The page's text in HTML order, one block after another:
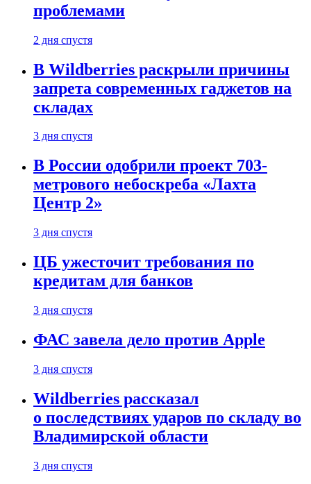
проблемами
2 дня спустя
В Wildberries раскрыли причины
запрета современных гаджетов на
складах
3 дня спустя
В России одобрили проект 703-
метрового небоскреба «Лахта
Центр 2»
3 дня спустя
ЦБ ужесточит требования по
кредитам для банков
3 дня спустя
ФАС завела дело против Apple
3 дня спустя
Wildberries рассказал
о последствиях ударов по складу во
Владимирской области
3 дня спустя